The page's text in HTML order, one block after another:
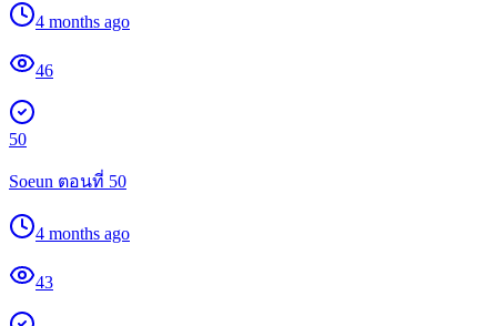
4 months ago
46
50
Soeun ตอนที่ 50
4 months ago
43